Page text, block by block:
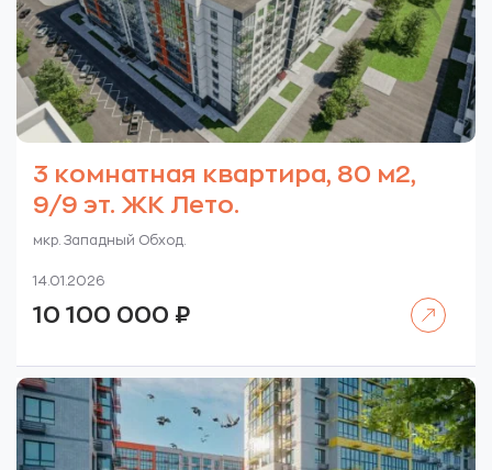
3 комнатная квартира, 80 м2,
9/9 эт. ЖК Лето.
мкр. Западный Обход.
14.01.2026
10 100 000 ₽